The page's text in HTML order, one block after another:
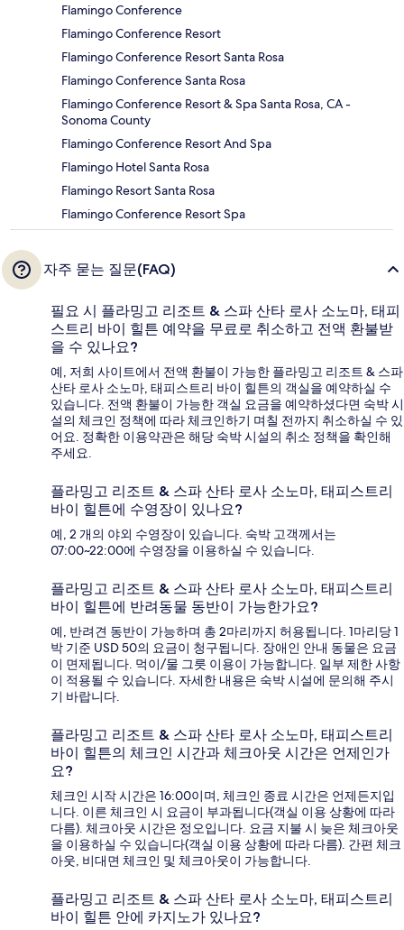
Flamingo Conference
Flamingo Conference Resort
Flamingo Conference Resort Santa Rosa
Flamingo Conference Santa Rosa
Flamingo Conference Resort & Spa Santa Rosa, CA -
Sonoma County
Flamingo Conference Resort And Spa
Flamingo Hotel Santa Rosa
Flamingo Resort Santa Rosa
Flamingo Conference Resort Spa
자주 묻는 질문(FAQ)
필요 시 플라밍고 리조트 & 스파 산타 로사 소노마, 태피
스트리 바이 힐튼 예약을 무료로 취소하고 전액 환불받
을 수 있나요?
예, 저희 사이트에서 전액 환불이 가능한 플라밍고 리조트 & 스파
산타 로사 소노마, 태피스트리 바이 힐튼의 객실을 예약하실 수
있습니다. 전액 환불이 가능한 객실 요금을 예약하셨다면 숙박 시
설의 체크인 정책에 따라 체크인하기 며칠 전까지 취소하실 수 있
어요. 정확한 이용약관은 해당 숙박 시설의 취소 정책을 확인해
주세요.
플라밍고 리조트 & 스파 산타 로사 소노마, 태피스트리
바이 힐튼에 수영장이 있나요?
예, 2 개의 야외 수영장이 있습니다. 숙박 고객께서는
07:00~22:00에 수영장을 이용하실 수 있습니다.
플라밍고 리조트 & 스파 산타 로사 소노마, 태피스트리
바이 힐튼에 반려동물 동반이 가능한가요?
예, 반려견 동반이 가능하며 총 2마리까지 허용됩니다. 1마리당 1
박 기준 USD 50의 요금이 청구됩니다. 장애인 안내 동물은 요금
이 면제됩니다. 먹이/물 그릇 이용이 가능합니다. 일부 제한 사항
이 적용될 수 있습니다. 자세한 내용은 숙박 시설에 문의해 주시
기 바랍니다.
플라밍고 리조트 & 스파 산타 로사 소노마, 태피스트리
바이 힐튼의 체크인 시간과 체크아웃 시간은 언제인가
요?
체크인 시작 시간은 16:00이며, 체크인 종료 시간은 언제든지입
니다. 이른 체크인 시 요금이 부과됩니다(객실 이용 상황에 따라
다름). 체크아웃 시간은 정오입니다. 요금 지불 시 늦은 체크아웃
을 이용하실 수 있습니다(객실 이용 상황에 따라 다름). 간편 체크
아웃, 비대면 체크인 및 체크아웃이 가능합니다.
플라밍고 리조트 & 스파 산타 로사 소노마, 태피스트리
바이 힐튼 안에 카지노가 있나요?